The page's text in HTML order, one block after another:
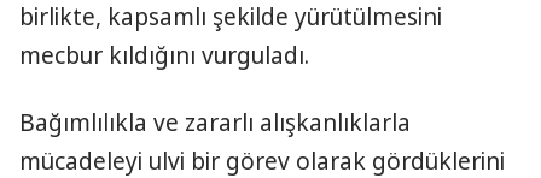
birlikte, kapsamlı şekilde yürütülmesini
mecbur kıldığını vurguladı.
Bağımlılıkla ve zararlı alışkanlıklarla
mücadeleyi ulvi bir görev olarak gördüklerini